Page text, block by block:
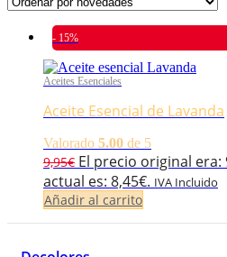
- 15%
Aceites Esenciales
Aceite Esencial de Lavanda
Valorado 5.00 de 5
9,95€ El precio original era:
actual es: 8,45€. IVA Incluido
Añadir al carrito